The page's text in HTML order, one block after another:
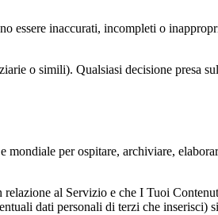
essere inaccurati, incompleti o
o simili). Qualsiasi decisione presa
per ospitare, archiviare,
al Servizio e che I Tuoi
dati personali di terzi che inserisci)